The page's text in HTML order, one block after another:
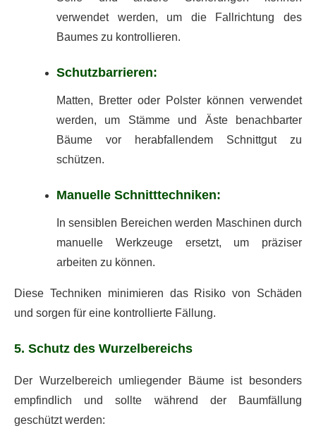
verwendet werden, um die Fallrichtung des
Baumes zu kontrollieren.
Schutzbarrieren:
Matten, Bretter oder Polster können verwendet
werden, um Stämme und Äste benachbarter
Bäume vor herabfallendem Schnittgut zu
schützen.
Manuelle Schnitttechniken:
In sensiblen Bereichen werden Maschinen durch
manuelle Werkzeuge ersetzt, um präziser
arbeiten zu können.
Diese Techniken minimieren das Risiko von Schäden
und sorgen für eine kontrollierte Fällung.
5. Schutz des Wurzelbereichs
Der Wurzelbereich umliegender Bäume ist besonders
empfindlich und sollte während der Baumfällung
geschützt werden: